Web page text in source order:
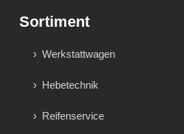
Sortiment
Werkstattwagen
Hebetechnik
Reifenservice